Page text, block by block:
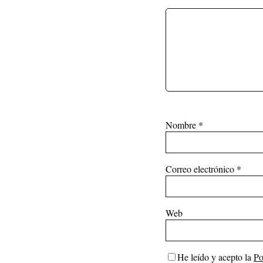
Nombre *
Correo electrónico *
Web
He leído y acepto la